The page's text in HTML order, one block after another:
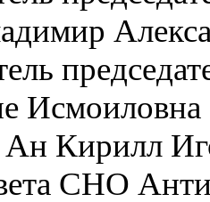
Исмоиловна
Кирилл
СНО